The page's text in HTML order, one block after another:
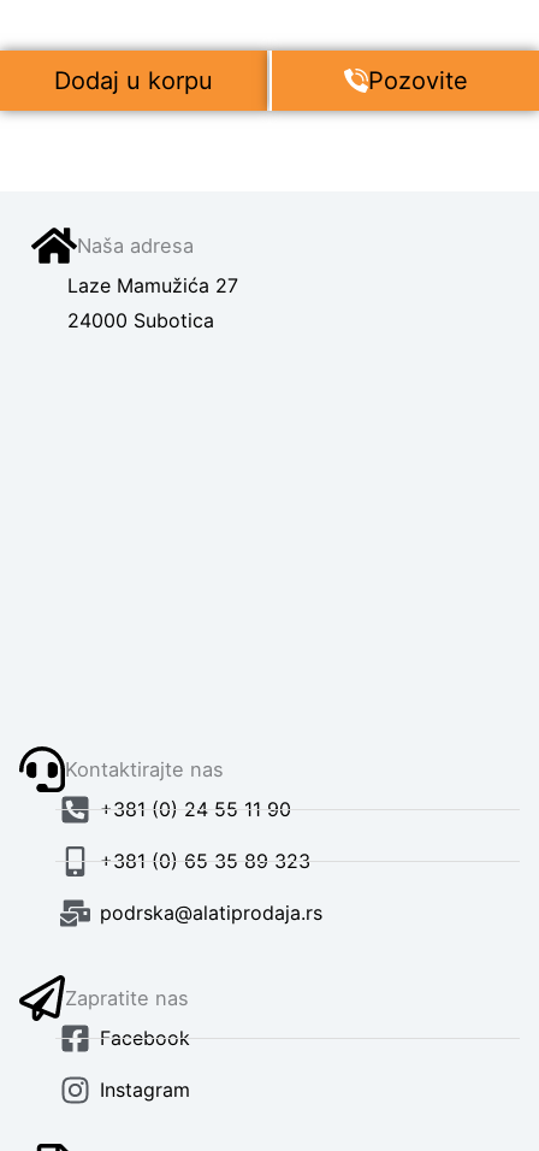
Dodaj u korpu Pozovite
Naša adresa
Laze Mamužića 27
24000 Subotica
Kontaktirajte nas
+381 (0) 24 55 11 90
+381 (0) 65 35 89 323
podrska@alatiprodaja.rs
Zapratite nas
Facebook
Instagram